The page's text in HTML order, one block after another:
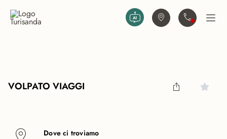
Trova agenziaContattaciApri
VOLPATO VIAGGI
Dove ci troviamo